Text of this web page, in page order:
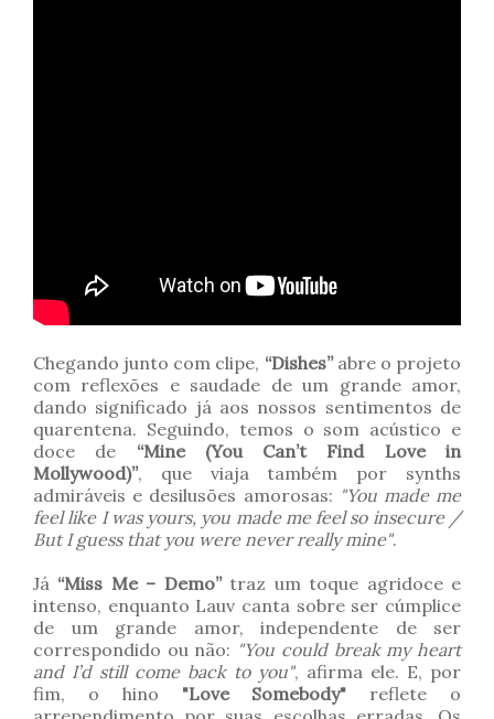
Chegando junto com clipe, “Dishes”abre o projeto
com reflexões e saudade de um grande amor,
dando significado já aos nossos sentimentos de
quarentena. Seguindo, temos o som acústico e
doce de “Mine (You Can’t Find Love in
Mollywood)”, que viaja também por synths
admiráveis e desilusões amorosas: "You made me
feel like I was yours, you made me feel so insecure /
But I guess that you were never really mine".
Já “Miss Me – Demo” traz um toque agridoce e
intenso, enquanto Lauv canta sobre ser cúmplice
de um grande amor, independente de ser
correspondido ou não: "You could break my heart
and I’d still come back to you", afirma ele. E, por
fim, o hino "Love Somebody" reflete o